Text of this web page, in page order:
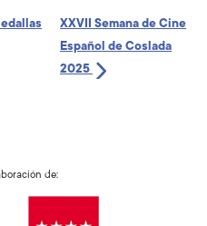
XXVII Semana de Cine
Español de Coslada
2025
de: